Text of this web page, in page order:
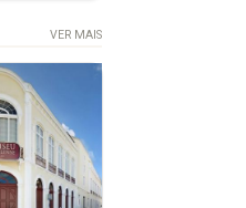
VER MAIS